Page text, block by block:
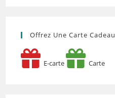
Offrez Une Carte Cadeau
E-carte Carte